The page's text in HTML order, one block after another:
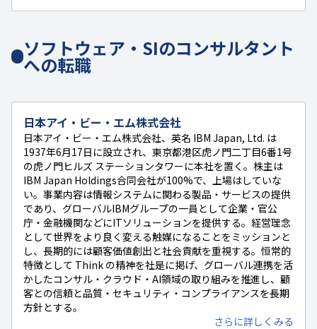
ソフトウェア・SIのコンサルタント
への転職
日本アイ・ビー・エム株式会社
日本アイ・ビー・エム株式会社、英名 IBM Japan, Ltd. は
1937年6月17日に設立され、東京都港区虎ノ門二丁目6番1号
の虎ノ門ヒルズ ステーションタワーに本社を置く。株主は
IBM Japan Holdings合同会社が100%で、上場はしていな
い。事業内容は情報システムに関わる製品・サービスの提供
であり、グローバルIBMグループの一員として企業・官公
庁・金融機関などにITソリューションを提供する。経営理念
として世界をより良く変える触媒になることをミッションと
し、長期的には顧客価値創出と社会貢献を重視する。恒常的
特徴として Think の精神を社是に掲げ、グローバル連携を活
かしたコンサル・クラウド・AI領域の取り組みを推進し、顧
客との信頼と品質・セキュリティ・コンプライアンスを長期
方針とする。
さらに詳しくみる